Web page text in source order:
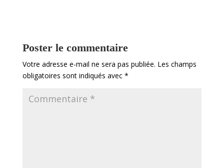
Poster le commentaire
Votre adresse e-mail ne sera pas publiée. Les champs
obligatoires sont indiqués avec *